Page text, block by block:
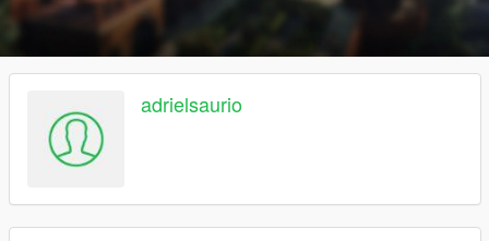
adrielsaurio